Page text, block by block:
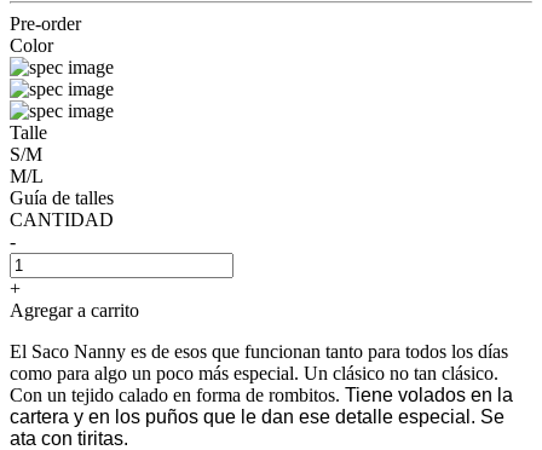
Pre-order
Color
Talle
S/M
M/L
Guía de talles
CANTIDAD
-
+
Agregar a carrito
El Saco Nanny es de esos que funcionan tanto para todos los días
como para algo un poco más especial. Un clásico no tan clásico.
Con un tejido calado en forma de rombitos. Tiene volados en la
cartera y en los puños que le dan ese detalle especial. Se
ata con tiritas.